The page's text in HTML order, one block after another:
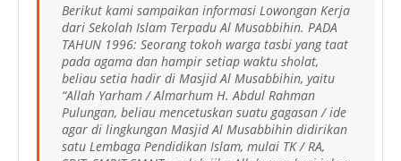
Berikut kami sampaikan informasi Lowongan Kerja
dari Sekolah Islam Terpadu Al Musabbihin. PADA
TAHUN 1996: Seorang tokoh warga tasbi yang taat
pada agama dan hampir setiap waktu sholat,
beliau setia hadir di Masjid Al Musabbihin, yaitu
“Allah Yarham / Almarhum H. Abdul Rahman
Pulungan, beliau mencetuskan suatu gagasan / ide
agar di lingkungan Masjid Al Musabbihin didirikan
satu Lembaga Pendidikan Islam, mulai TK / RA,